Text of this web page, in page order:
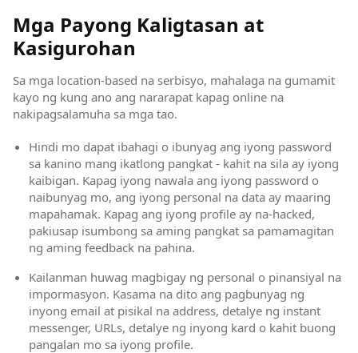
Mga Payong Kaligtasan at
Kasigurohan
Sa mga location-based na serbisyo, mahalaga na gumamit
kayo ng kung ano ang nararapat kapag online na
nakipagsalamuha sa mga tao.
Hindi mo dapat ibahagi o ibunyag ang iyong password
sa kanino mang ikatlong pangkat - kahit na sila ay iyong
kaibigan. Kapag iyong nawala ang iyong password o
naibunyag mo, ang iyong personal na data ay maaring
mapahamak. Kapag ang iyong profile ay na-hacked,
pakiusap isumbong sa aming pangkat sa pamamagitan
ng aming feedback na pahina.
Kailanman huwag magbigay ng personal o pinansiyal na
impormasyon. Kasama na dito ang pagbunyag ng
inyong email at pisikal na address, detalye ng instant
messenger, URLs, detalye ng inyong kard o kahit buong
pangalan mo sa iyong profile.